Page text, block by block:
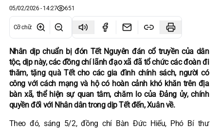
05/02/2026 - 14:27 651
Cỡ chữ:
Nhân dịp chuẩn bị đón Tết Nguyên đán cổ truyền của dân
tộc, dịp này, các đồng chí lãnh đạo xã đã tổ chức các đoàn đi
thăm, tặng quà Tết cho các gia đình chính sách, người có
công với cách mạng và hộ có hoàn cảnh khó khăn trên địa
bàn xã, thể hiện sự quan tâm, chăm lo của Đảng ủy, chính
quyền đối với Nhân dân trong dịp Tết đến, Xuân về.
Theo đó, sáng 5/2, đồng chí Bàn Đức Hiếu, Phó Bí thư